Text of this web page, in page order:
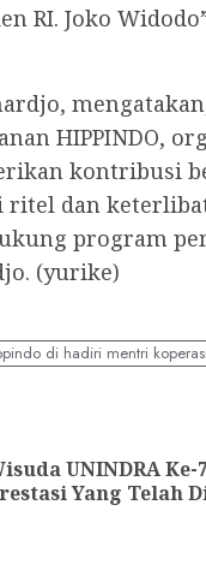
RI. Joko
HIPPINDO,
kontribusi
ritel dan
program
(yurike)
di hadiri mentri
UNINDRA Ke-
Yang Telah